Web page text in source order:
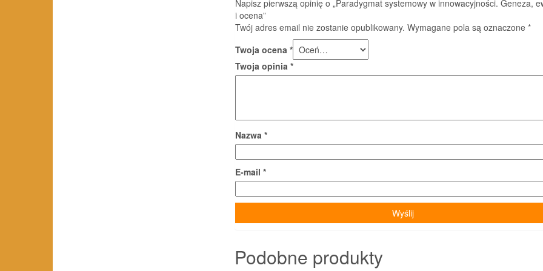
Napisz pierwszą opinię o „Paradygmat systemowy w innowacyjności. Geneza,
i ocena”
Twój adres email nie zostanie opublikowany. Wymagane pola są oznaczone *
Twoja ocena *
Twoja opinia *
Nazwa *
E-mail *
Podobne produkty